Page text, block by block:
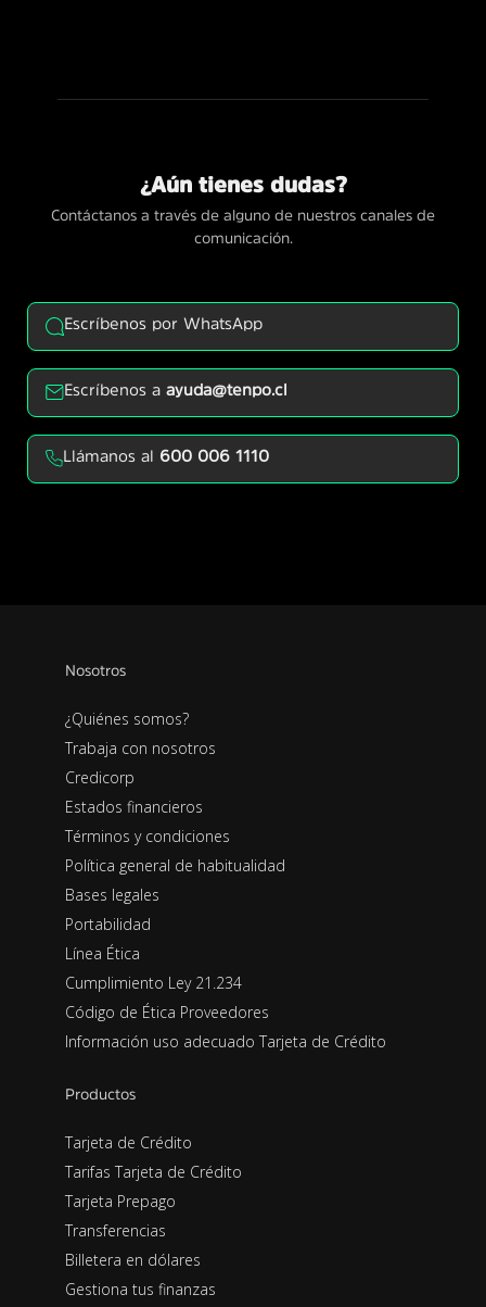
¿Aún tienes dudas?
Contáctanos a través de alguno de nuestros canales de
comunicación.
Escríbenos por WhatsApp
Escríbenos aayuda@tenpo.cl
Llámanos al 600 006 1110
Nosotros
¿Quiénes somos?
Trabaja con nosotros
Credicorp
Estados financieros
Términos y condiciones
Política general de habitualidad
Bases legales
Portabilidad
Línea Ética
Cumplimiento Ley 21.234
Código de Ética Proveedores
Información uso adecuado Tarjeta de Crédito
Productos
Tarjeta de Crédito
Tarifas Tarjeta de Crédito
Tarjeta Prepago
Transferencias
Billetera en dólares
Gestiona tus finanzas